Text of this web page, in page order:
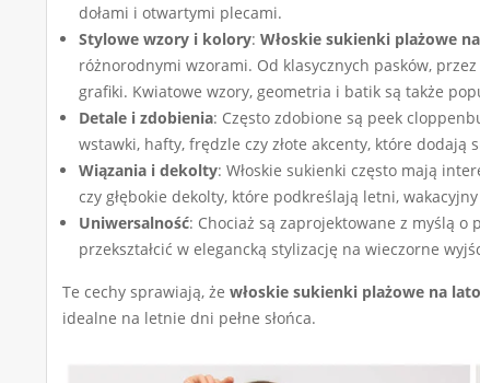
dołami i otwartymi plecami.
Stylowe wzory i kolory: Włoskie sukienki plażowe
różnorodnymi wzorami. Od klasycznych pasków,
grafiki. Kwiatowe wzory, geometria i batik są także
Detale i zdobienia: Często zdobione są peek
wstawki, hafty, frędzle czy złote akcenty, które
Wiązania i dekolty: Włoskie sukienki często mają
czy głębokie dekolty, które podkreślają letni,
Uniwersalność: Chociaż są zaprojektowane z myślą o
przekształcić w elegancką stylizację na wieczorne
Te cechy sprawiają, że włoskie sukienki plażowe na lato
idealne na letnie dni pełne słońca.